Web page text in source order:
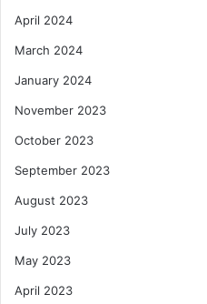
April 2024
March 2024
January 2024
November 2023
October 2023
September 2023
August 2023
July 2023
May 2023
April 2023